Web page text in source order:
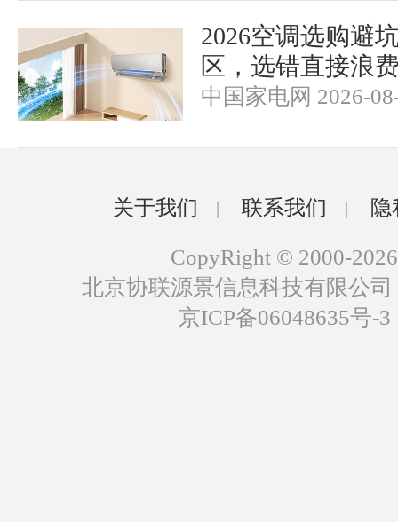
2026空调选购避
区，选错直接浪
中国家电网 2026-
关于我们 | 联系我们 |
CopyRight © 2000-2026
北京协联源景信息科技有限公
京ICP备06048635号-3